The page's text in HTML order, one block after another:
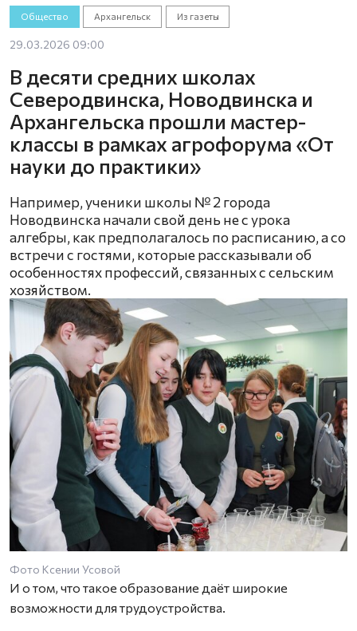
Общество Архангельск Из газеты
29.03.2026 09:00
В десяти средних школах
Северодвинска, Новодвинска и
Архангельска прошли мастер-
классы в рамках агрофорума «От
науки до практики»
Например, ученики школы № 2 города
Новодвинска начали свой день не с урока
алгебры, как предполагалось по расписанию, а со
встречи с гостями, которые рассказывали об
особенностях профессий, связанных с сельским
хозяйством.
Фото Ксении Усовой
И о том, что такое образование даёт широкие
возможности для трудоустройства.